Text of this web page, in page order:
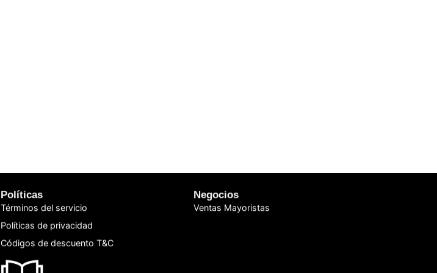
Políticas
Términos del servicio
Políticas de privacidad
Códigos de descuento T&C
Negocios
Ventas Mayoristas